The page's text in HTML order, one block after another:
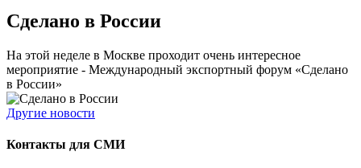
Сделано в России
На этой неделе в Москве проходит очень интересное
мероприятие - Международный экспортный форум «Сделано
в России»
Другие новости
Контакты для СМИ